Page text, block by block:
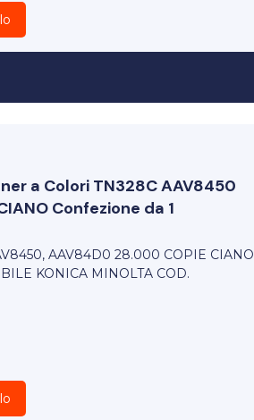
a Colori TN328C AAV8450
Confezione da 1
AAV84D0 28.000 COPIE CIANO
KONICA MINOLTA COD.